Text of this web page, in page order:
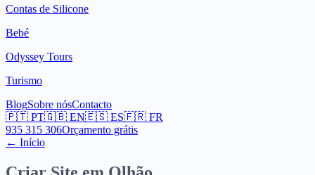
Contas de Silicone
Bebé
Odyssey Tours
Turismo
BlogSobre nósContacto
🇵🇹 PT🇬🇧 EN🇪🇸 ES🇫🇷 FR
935 315 306Orçamento grátis
← Início